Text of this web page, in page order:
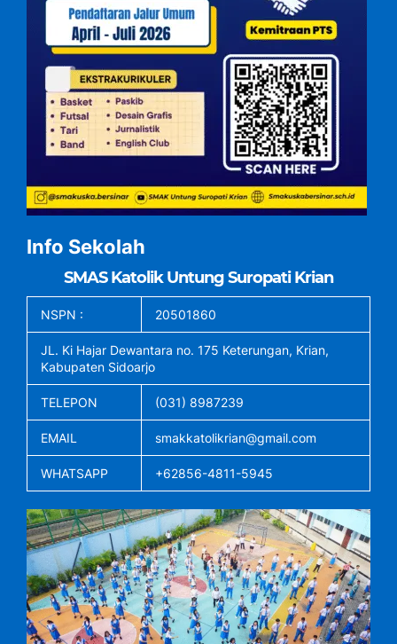
Info Sekolah
SMAS Katolik Untung Suropati Krian
NSPN : 20501860
JL. Ki Hajar Dewantara no. 175 Keterungan, Krian,
Kabupaten Sidoarjo
TELEPON (031) 8987239
EMAIL smakkatolikrian@gmail.com
WHATSAPP +62856-4811-5945